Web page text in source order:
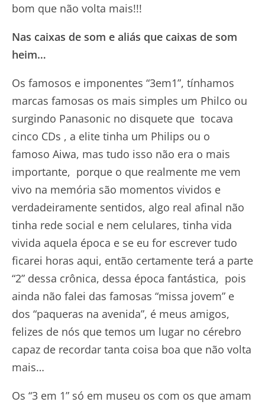
bom que não volta mais!!!
Nas caixas de som e aliás que caixas de som
heim…
Os famosos e imponentes “3em1”, tínhamos
marcas famosas os mais simples um Philco ou
surgindo Panasonic no disquete que tocava
cinco CDs , a elite tinha um Philips ou o
famoso Aiwa, mas tudo isso não era o mais
importante, porque o que realmente me vem
vivo na memória são momentos vividos e
verdadeiramente sentidos, algo real afinal não
tinha rede social e nem celulares, tinha vida
vivida aquela época e se eu for escrever tudo
ficarei horas aqui, então certamente terá a parte
“2” dessa crônica, dessa época fantástica, pois
ainda não falei das famosas “missa jovem” e
dos “paqueras na avenida”, é meus amigos,
felizes de nós que temos um lugar no cérebro
capaz de recordar tanta coisa boa que não volta
mais…
Os “3 em 1” só em museu os com os que amam